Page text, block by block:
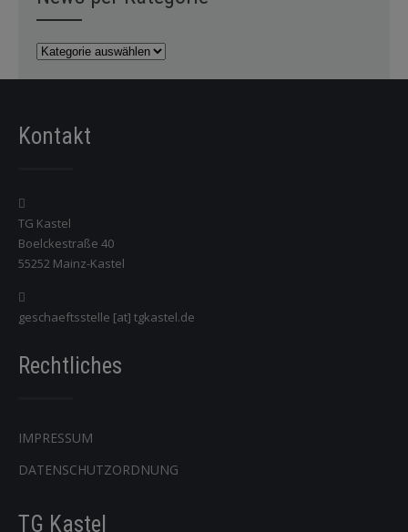
News
Kontakt
TG Kastel
Boelckestraße 40
55252 Mainz-Kastel
geschaeftsstelle [at] tgkastel.de
Rechtliches
IMPRESSUM
DATENSCHUTZORDNUNG
TG Kastel